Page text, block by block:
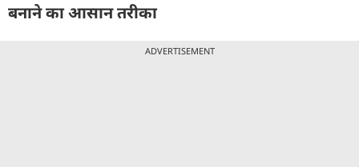
बनाने का आसान तरीका
ADVERTISEMENT